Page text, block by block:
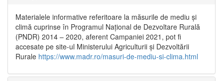
Materialele informative referitoare la măsurile de mediu și
climă cuprinse în Programul Național de Dezvoltare Rurală
(PNDR) 2014 – 2020, aferent Campaniei 2021, pot fi
accesate pe site-ul Ministerului Agriculturii și Dezvoltării
Rurale https://www.madr.ro/masuri-de-mediu-si-clima.html